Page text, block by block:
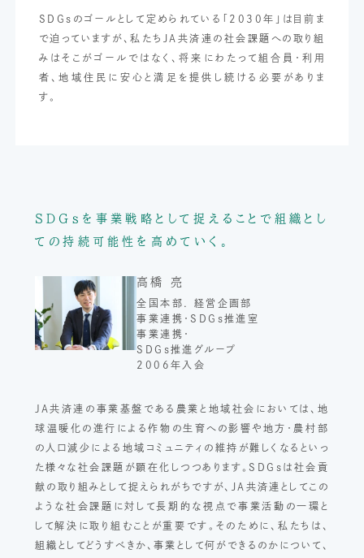
SDGsのゴールとして定められている「2030年」は目前ま
で迫っていますが、私たちJA共済連の社会課題への取り組
みはそこがゴールではなく、将来にわたって組合員・利用
者、地域住民に安心と満足を提供し続ける必要がありま
す。
SDGsを事業戦略として捉えることで 組織とし
ての持続可能性を高めていく。
高橋 亮
全国本部. 経営企画部
事業連携・SDGs推進室
事業連携・
SDGs推進グループ
2006年入会
ＪＡ共済連の事業基盤である農業と地域社会においては、地
球温暖化の進行による作物の生育への影響や地方・農村部
の人口減少による地域コミュニティの維持が難しくなるといっ
た様々な社会課題が顕在化しつつあります。SDGsは社会貢
献の取り組みとして捉えられがちですが、JA共済連としてこの
ような社会課題に対して長期的な視点で事業活動の一環と
して解決に取り組むことが重要です。そのために、私たちは、
組織としてどうすべきか、事業として何ができるのかについて、